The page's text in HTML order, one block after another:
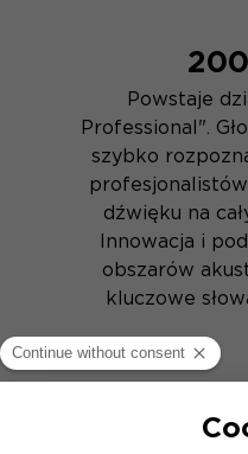
Powstaje
Professional".
szybko
dźwięku na
Innowacja i
obszarów
kluczowe